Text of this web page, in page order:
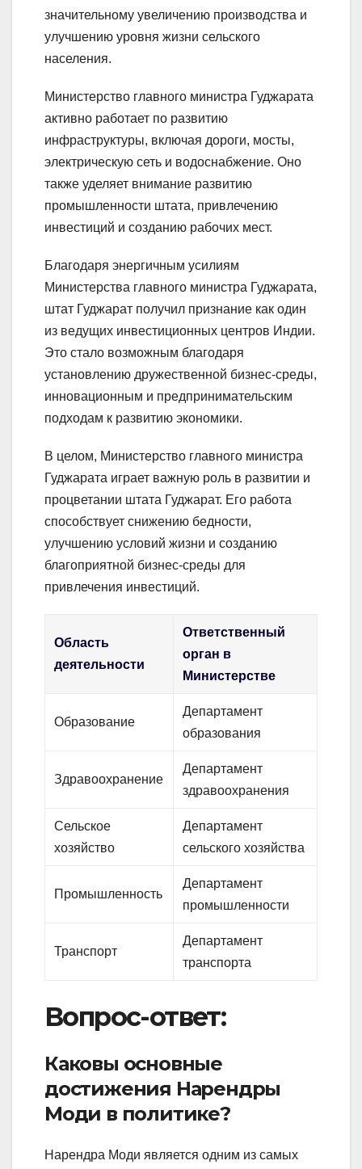
значительному увеличению производства и
улучшению уровня жизни сельского
населения.
Министерство главного министра Гуджарата
активно работает по развитию
инфраструктуры, включая дороги, мосты,
электрическую сеть и водоснабжение. Оно
также уделяет внимание развитию
промышленности штата, привлечению
инвестиций и созданию рабочих мест.
Благодаря энергичным усилиям
Министерства главного министра Гуджарата,
штат Гуджарат получил признание как один
из ведущих инвестиционных центров Индии.
Это стало возможным благодаря
установлению дружественной бизнес-среды,
инновационным и предпринимательским
подходам к развитию экономики.
В целом, Министерство главного министра
Гуджарата играет важную роль в развитии и
процветании штата Гуджарат. Его работа
способствует снижению бедности,
улучшению условий жизни и созданию
благоприятной бизнес-среды для
привлечения инвестиций.
Область
деятельности
Ответственный
орган в
Министерстве
Образование
Департамент
образования
Здравоохранение
Департамент
здравоохранения
Сельское
хозяйство
Департамент
сельского хозяйства
Промышленность
Департамент
промышленности
Транспорт
Департамент
транспорта
Вопрос-ответ:
Каковы основные
достижения Нарендры
Моди в политике?
Нарендра Моди является одним из самых